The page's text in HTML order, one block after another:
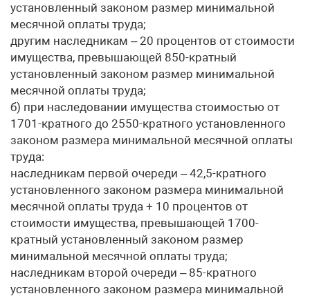
установленный законом размер минимальной
месячной оплаты труда;
другим наследникам – 20 процентов от стоимости
имущества, превышающей 850-кратный
установленный законом размер минимальной
месячной оплаты труда;
б) при наследовании имущества стоимостью от
1701-кратного до 2550-кратного установленного
законом размера минимальной месячной оплаты
труда:
наследникам первой очереди – 42,5-кратного
установленного законом размера минимальной
месячной оплаты труда + 10 процентов от
стоимости имущества, превышающей 1700-
кратный установленный законом размер
минимальной месячной оплаты труда;
наследникам второй очереди – 85-кратного
установленного законом размера минимальной